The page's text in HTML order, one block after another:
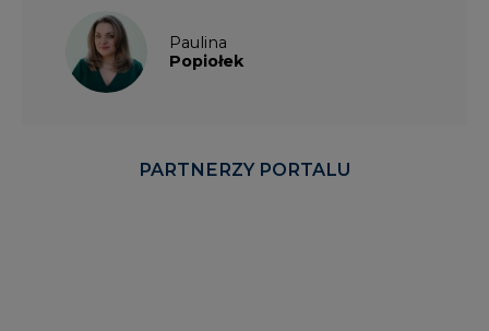
Paulina
Popiołek
PARTNERZY PORTALU